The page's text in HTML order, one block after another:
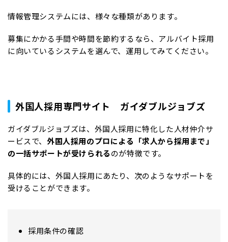
情報管理システムには、様々な種類があります。
募集にかかる手間や時間を節約するなら、アルバイト採用
に向いているシステムを選んで、運用してみてください。
外国人採用専門サイト ガイダブルジョブズ
ガイダブルジョブズは、外国人採用に特化した人材仲介サ
ービスで、 外国人採用のプロによる「求人から採用まで」
の一括サポートが受けられるのが特徴です。
具体的には、外国人採用にあたり、次のようなサポートを
受けることができます。
採用条件の確認